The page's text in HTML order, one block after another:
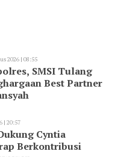
2026 | 08:55
SMSI Tulang
Best Partner
| 20:57
Cyntia
Berkontribusi